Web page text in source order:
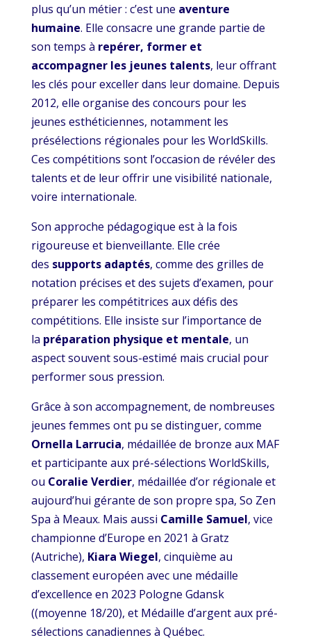
plus qu’un métier : c’est une aventure
humaine. Elle consacre une grande partie de
son temps à repérer, former et
accompagner les jeunes talents, leur offrant
les clés pour exceller dans leur domaine. Depuis
2012, elle organise des concours pour les
jeunes esthéticiennes, notamment les
présélections régionales pour les WorldSkills.
Ces compétitions sont l’occasion de révéler des
talents et de leur offrir une visibilité nationale,
voire internationale.
Son approche pédagogique est à la fois
rigoureuse et bienveillante. Elle crée
des supports adaptés, comme des grilles de
notation précises et des sujets d’examen, pour
préparer les compétitrices aux défis des
compétitions. Elle insiste sur l’importance de
la préparation physique et mentale, un
aspect souvent sous-estimé mais crucial pour
performer sous pression.
Grâce à son accompagnement, de nombreuses
jeunes femmes ont pu se distinguer, comme
Ornella Larrucia, médaillée de bronze aux MAF
et participante aux pré-sélections WorldSkills,
ou Coralie Verdier, médaillée d’or régionale et
aujourd’hui gérante de son propre spa, So Zen
Spa à Meaux. Mais aussi Camille Samuel, vice
championne d’Europe en 2021 à Gratz
(Autriche), Kiara Wiegel, cinquième au
classement européen avec une médaille
d’excellence en 2023 Pologne Gdansk
((moyenne 18/20), et Médaille d’argent aux pré-
sélections canadiennes à Québec.